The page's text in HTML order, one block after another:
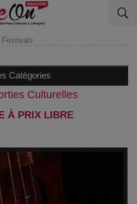
Festivals
Catégories
Culturelles
À PRIX LIBRE